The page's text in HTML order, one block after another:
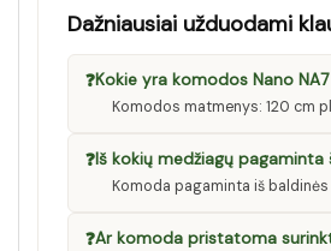
Dažniausiai užduodami
❓Kokie yra komodos Nano
Komodos matmenys: 120 cm
❓Iš kokių medžiagų pagaminta
Komoda pagaminta iš
❓Ar komoda pristatoma